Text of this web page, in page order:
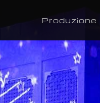
Produzione